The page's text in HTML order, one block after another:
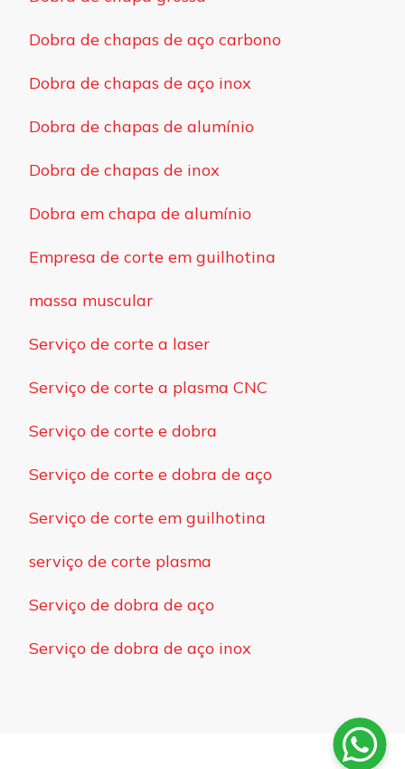
Dobra de chapas de aço carbono
Dobra de chapas de aço inox
Dobra de chapas de alumínio
Dobra de chapas de inox
Dobra em chapa de alumínio
Empresa de corte em guilhotina
massa muscular
Serviço de corte a laser
Serviço de corte a plasma CNC
Serviço de corte e dobra
Serviço de corte e dobra de aço
Serviço de corte em guilhotina
serviço de corte plasma
Serviço de dobra de aço
Serviço de dobra de aço inox